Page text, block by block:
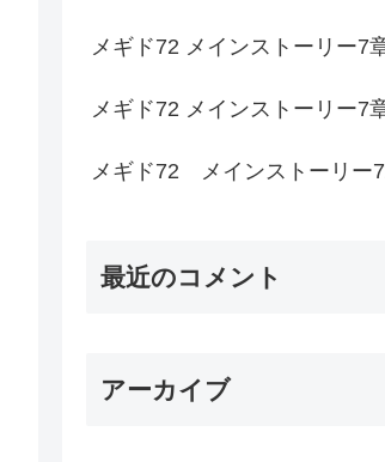
メギド72 メインストーリー7
メギド72 メインストーリー7
メギド72 メインストーリー
最近のコメント
アーカイブ